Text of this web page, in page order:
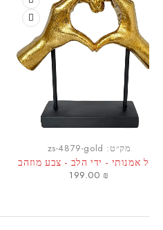
מק״ט:zs-4879-gold
אמנותי - ידי הלב - צבע מוזהב
199.00